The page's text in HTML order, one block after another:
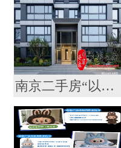
南京二手房“以旧换新”再扩容 河西颐和·铂樾府纳入置换范围，共计10盘可选